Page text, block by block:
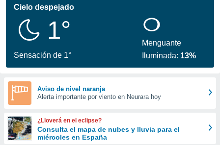
por
se
calidad.
a este
las
y
digital
basada
Cielo despejado
1°
Sensación de 1°
Menguante
Iluminada: 13%
Aviso de nivel naranja
Alerta importante por viento en Neurara hoy
¿Lloverá en el eclipse?
Consulta el mapa de nubes y lluvia para el
miércoles en España